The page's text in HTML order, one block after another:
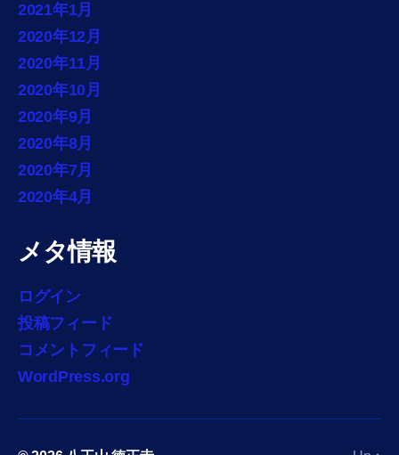
2021年1月
2020年12月
2020年11月
2020年10月
2020年9月
2020年8月
2020年7月
2020年4月
メタ情報
ログイン
投稿フィード
コメントフィード
WordPress.org